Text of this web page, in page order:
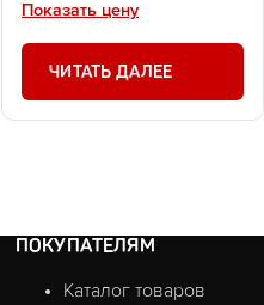
Показать цену
ЧИТАТЬ ДАЛЕЕ
ПОКУПАТЕЛЯМ
Каталог товаров